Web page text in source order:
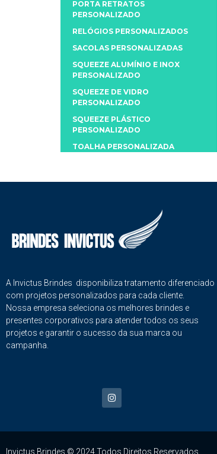
PORTA RETRATOS
PERSONALIZADO
RELÓGIOS PERSONALIZADOS
SACOLAS PERSONALIZADAS
SQUEEZE ALUMÍNIO E INOX
PERSONALIZADO
SQUEEZE DE VIDRO
PERSONALIZADO
SQUEEZE PLÁSTICO
PERSONALIZADO
TOALHA PERSONALIZADA
A Invictus Brindes disponibiliza tratamento diferenciado
com projetos personalizados para cada cliente.
Nossa empresa seleciona os melhores brindes e
presentes corporativos para atender todos os seus
projetos e garantir o sucesso da sua marca ou
campanha.
Invictus Brindes © 2024 Todos Direitos Reservados.